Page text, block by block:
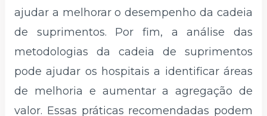
ajudar a melhorar o desempenho da cadeia
de suprimentos. Por fim, a análise das
metodologias da cadeia de suprimentos
pode ajudar os hospitais a identificar áreas
de melhoria e aumentar a agregação de
valor. Essas práticas recomendadas podem